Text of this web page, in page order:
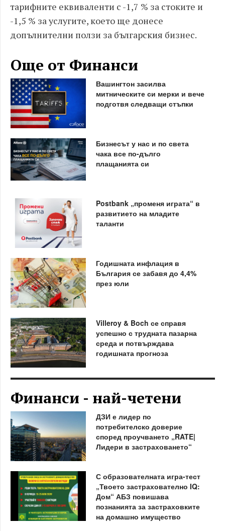
тарифните еквиваленти с -1,7 % за стоките и
-1,5 % за услугите, което ще донесе
допълнителни ползи за българския бизнес.
Още от Финанси
Вашингтон засилва
митническите си мерки и вече
подготвя следващи стъпки
Бизнесът у нас и по света
чака все по-дълго
плащанията си
Postbank „променя играта“ в
развитието на младите
таланти
Годишната инфлация в
България се забавя до 4,4%
през юли
Villeroy & Boch се справя
успешно с трудната пазарна
среда и потвърждава
годишната прогноза
Финанси - най-четени
ДЗИ е лидер по
потребителско доверие
според проучването „RATE|
Лидери в застраховането“
С образователната игра-тест
„Твоето застрахователно IQ:
Дом“ АБЗ повишава
познанията за застраховките
на домашно имущество